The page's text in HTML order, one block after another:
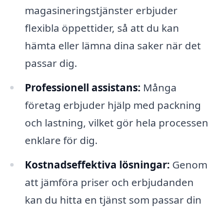
magasineringstjänster erbjuder
flexibla öppettider, så att du kan
hämta eller lämna dina saker när det
passar dig.
Professionell assistans: Många
företag erbjuder hjälp med packning
och lastning, vilket gör hela processen
enklare för dig.
Kostnadseffektiva lösningar: Genom
att jämföra priser och erbjudanden
kan du hitta en tjänst som passar din